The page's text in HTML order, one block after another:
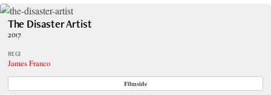
The Disaster Artist
2017
REGI
James Franco
Filmside